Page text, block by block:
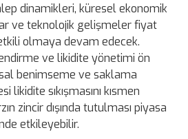
dinamikleri, küresel ekonomik
ve teknolojik gelişmeler fiyat
olmaya devam edecek.
ve likidite yönetimi ön
benimseme ve saklama
likidite sıkışmasını kısmen
zincir dışında tutulması piyasa
etkileyebilir.